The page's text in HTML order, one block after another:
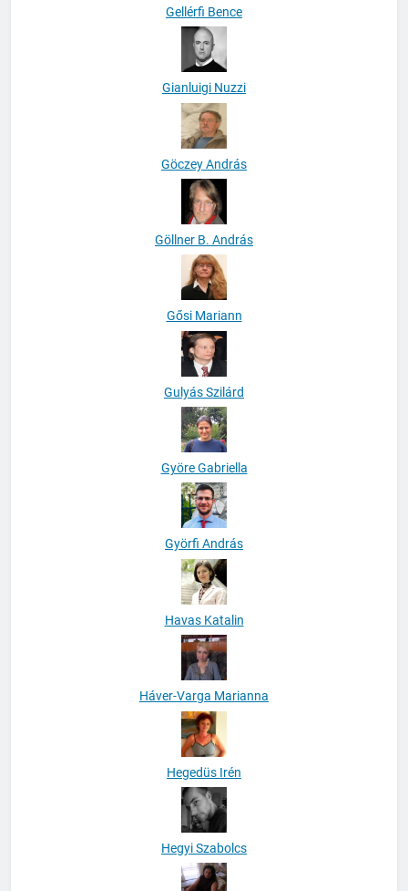
Gellérfi Bence
Gianluigi Nuzzi
Göczey András
Göllner B. András
Gősi Mariann
Gulyás Szilárd
Györe Gabriella
Györfi András
Havas Katalin
Háver-Varga Marianna
Hegedüs Irén
Hegyi Szabolcs